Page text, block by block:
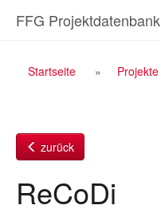
InhaltFFG Projektdatenbank
Breadcrumb
Startseite Projekte
zurück
ReCoDi